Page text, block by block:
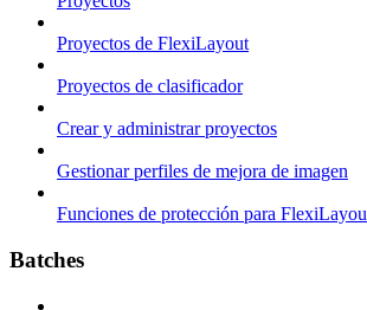
Proyectos de FlexiLayout
Proyectos de clasificador
Crear y administrar proyectos
Gestionar perfiles de mejora de imagen
Funciones de protección para
Batches